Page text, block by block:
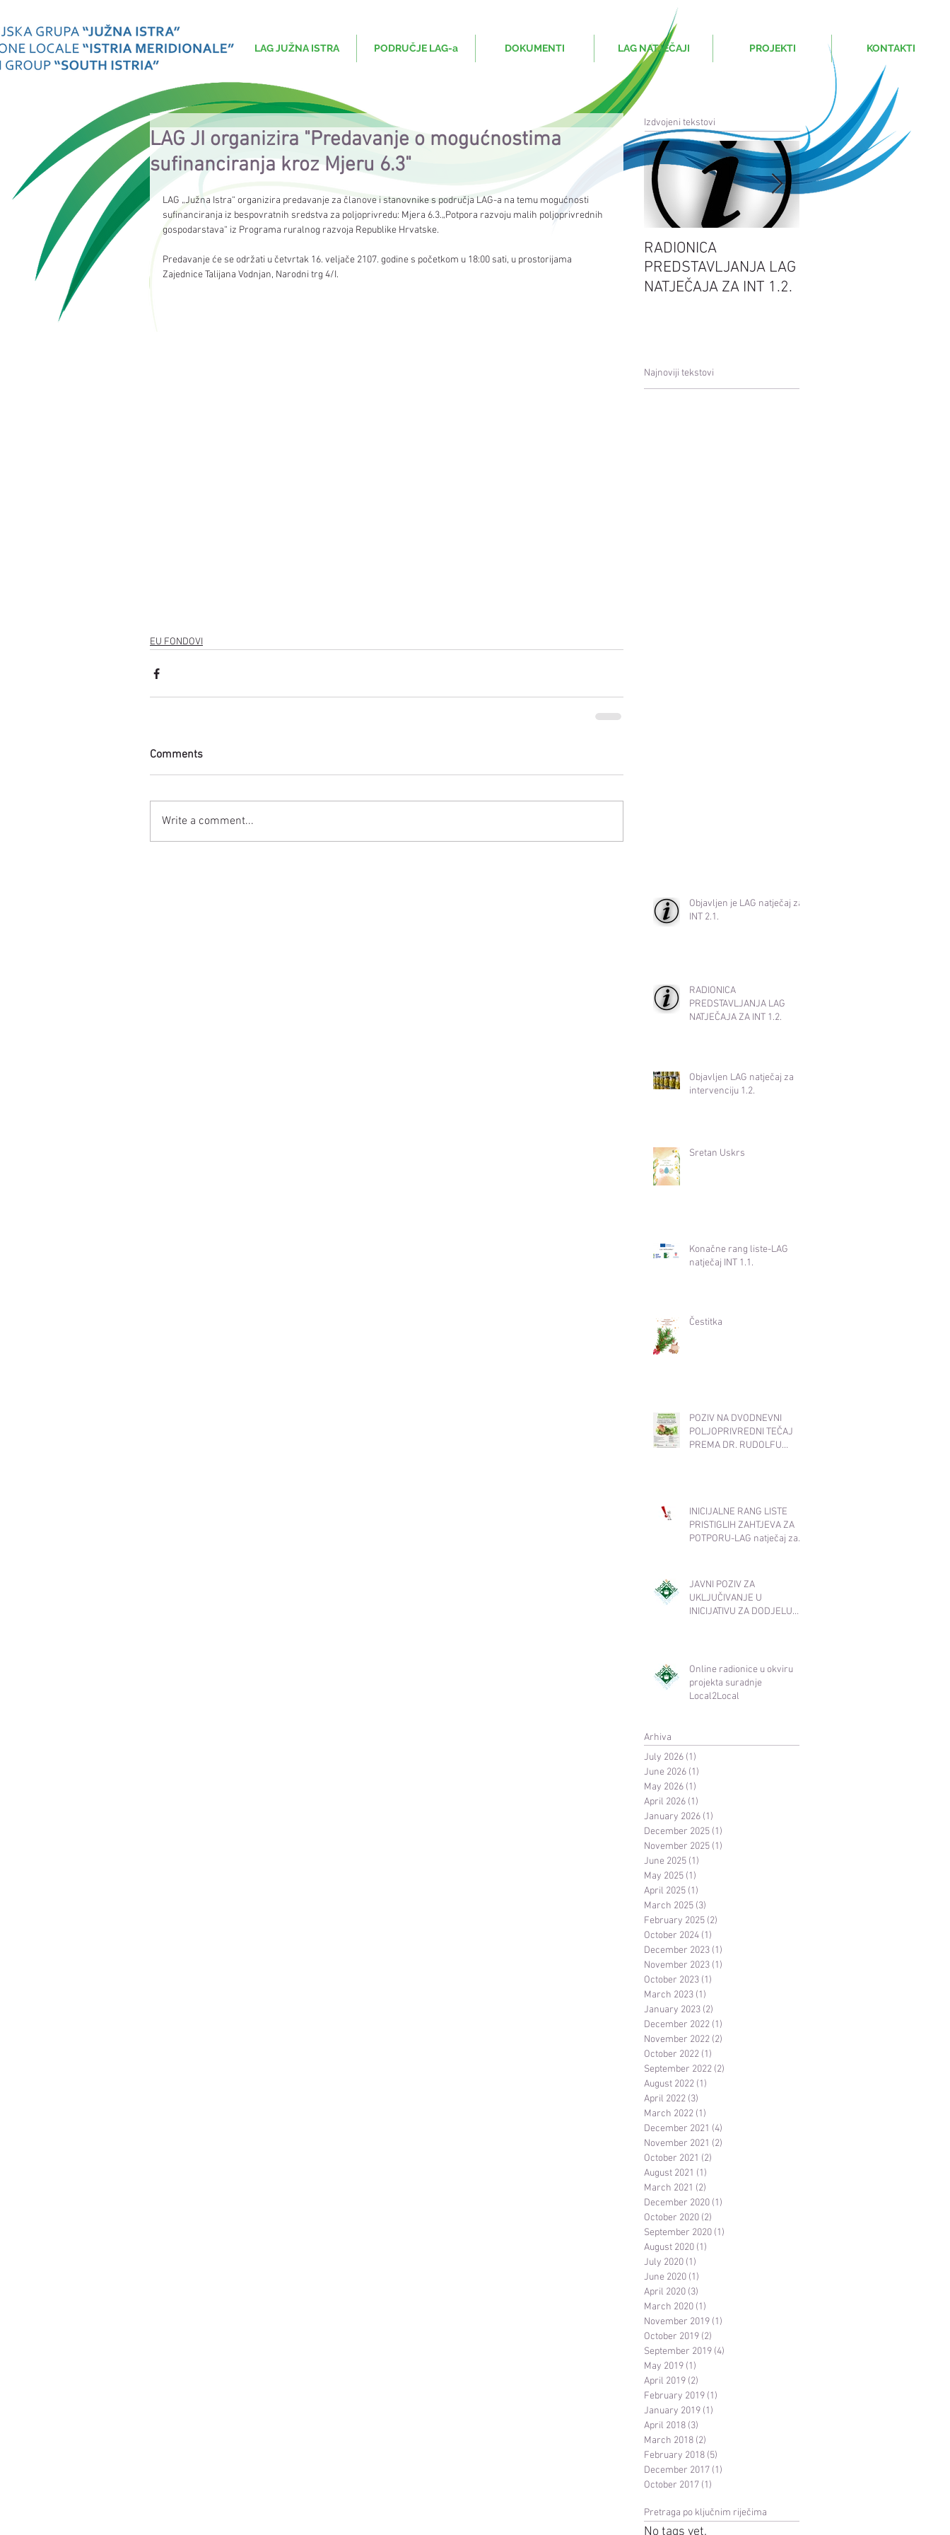
LAG JUŽNA ISTRA PODRUČJE LAG-a DOKUMENTI LAG NATJEČAJI PROJEKTI KONTAKTI
LAG JI organizira "Predavanje o mogućnostima
sufinanciranja kroz Mjeru 6.3"
LAG „Južna Istra“ organizira predavanje za članove i stanovnike s područja LAG-a na temu mogućnosti
sufinanciranja iz bespovratnih sredstva za poljoprivredu: Mjera 6.3.„Potpora razvoju malih poljoprivrednih
gospodarstava“ iz Programa ruralnog razvoja Republike Hrvatske.
Predavanje će se održati u četvrtak 16. veljače 2107. godine s početkom u 18:00 sati, u prostorijama
Zajednice Talijana Vodnjan, Narodni trg 4/I.
EU FONDOVI
Comments
Write a comment...
Izdvojeni tekstovi
RADIONICA
PREDSTAVLJANJA LAG
NATJEČAJA ZA INT 1.2.
Najnoviji tekstovi
Objavljen je LAG natječaj za
INT 2.1.
RADIONICA
PREDSTAVLJANJA LAG
NATJEČAJA ZA INT 1.2.
Objavljen LAG natječaj za
intervenciju 1.2.
Sretan Uskrs
Konačne rang liste-LAG
natječaj INT 1.1.
Čestitka
POZIV NA DVODNEVNI
POLJOPRIVREDNI TEČAJ
PREMA DR. RUDOLFU
INICIJALNE RANG LISTE
PRISTIGLIH ZAHTJEVA ZA
POTPORU-LAG natječaj za
poljoprivredne proizvodnje i
djelatnosti​
JAVNI POZIV ZA
UKLJUČIVANJE U
INICIJATIVU ZA DODJELU
Online radionice u okviru
projekta suradnje
Local2Local
Arhiva
July 2026 (1)
June 2026 (1)
May 2026 (1)
April 2026 (1)
January 2026 (1)
December 2025 (1)
November 2025 (1)
June 2025 (1)
May 2025 (1)
April 2025 (1)
March 2025 (3)
February 2025 (2)
October 2024 (1)
December 2023 (1)
November 2023 (1)
October 2023 (1)
March 2023 (1)
January 2023 (2)
December 2022 (1)
November 2022 (2)
October 2022 (1)
September 2022 (2)
August 2022 (1)
April 2022 (3)
March 2022 (1)
December 2021 (4)
November 2021 (2)
October 2021 (2)
August 2021 (1)
March 2021 (2)
December 2020 (1)
October 2020 (2)
September 2020 (1)
August 2020 (1)
July 2020 (1)
June 2020 (1)
April 2020 (3)
March 2020 (1)
November 2019 (1)
October 2019 (2)
September 2019 (4)
May 2019 (1)
April 2019 (2)
February 2019 (1)
January 2019 (1)
April 2018 (3)
March 2018 (2)
February 2018 (5)
December 2017 (1)
October 2017 (1)
Pretraga po ključnim riječima
No tags yet.